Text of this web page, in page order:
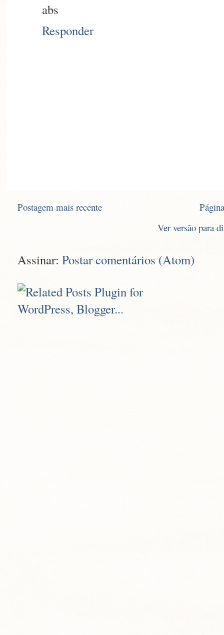
abs
Responder
Postagem mais recente
Ver versão para
Assinar: Postar comentários (Atom)